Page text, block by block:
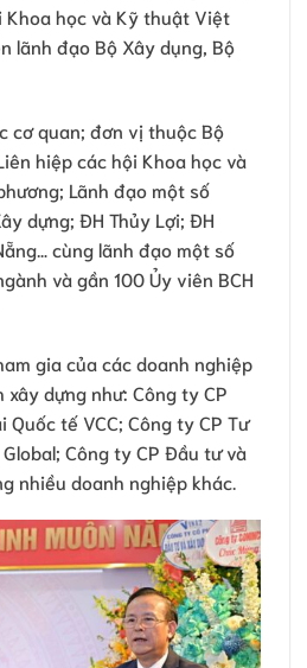
Khoa học và Kỹ thuật Việt
lãnh đạo Bộ Xây dụng, Bộ
cơ quan; đơn vị thuộc Bộ
hiệp các hội Khoa học và
Lãnh đạo một số
dựng; ĐH Thủy Lợi; ĐH
cùng lãnh đạo một số
và gần 100 Ủy viên BCH
gia của các doanh nghiệp
dựng như: Công ty CP
tế VCC; Công ty CP Tư
Công ty CP Đầu tư và
nhiều doanh nghiệp khác.